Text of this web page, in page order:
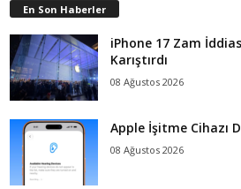
En Son Haberler
iPhone 17 Zam
Karıştırdı
08 Ağustos 2026
Apple İşitme Cihazı
08 Ağustos 2026